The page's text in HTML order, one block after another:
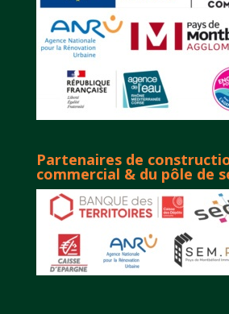
Partenaires de
commercial & du pôle de